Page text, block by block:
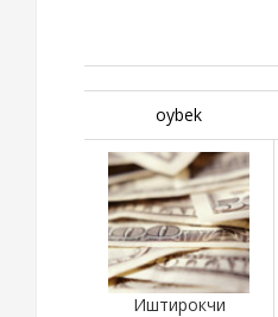
oybek
Иштирокчи